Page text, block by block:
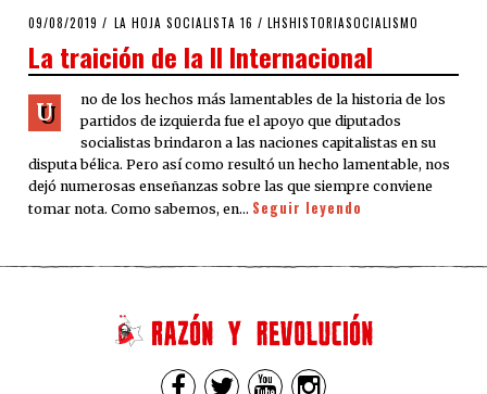
POSTED
09/08/2019 09/08/2019
LA HOJA SOCIALISTA 16 / LHSHISTORIASOCIALISMO
La traición de la II Internacional
U
no de los hechos más lamentables de la historia de los
partidos de izquierda fue el apoyo que diputados
socialistas brindaron a las naciones capitalistas en su
disputa bélica. Pero así como resultó un hecho lamentable, nos
dejó numerosas enseñanzas sobre las que siempre conviene
tomar nota. Como sabemos, en… Seguir leyendo